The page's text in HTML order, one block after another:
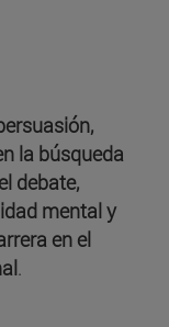
la búsqueda
debate,
mental y
en el
.